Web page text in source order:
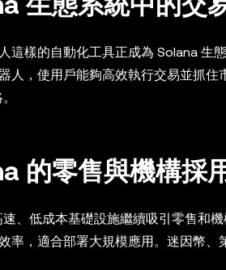
這樣的自動化工具正成為 Solana 生
人，使用戶能夠高效執行交易並抓
的零售與機構採
、低成本基礎設施繼續吸引零售和
率，適合部署大規模應用。迷因幣